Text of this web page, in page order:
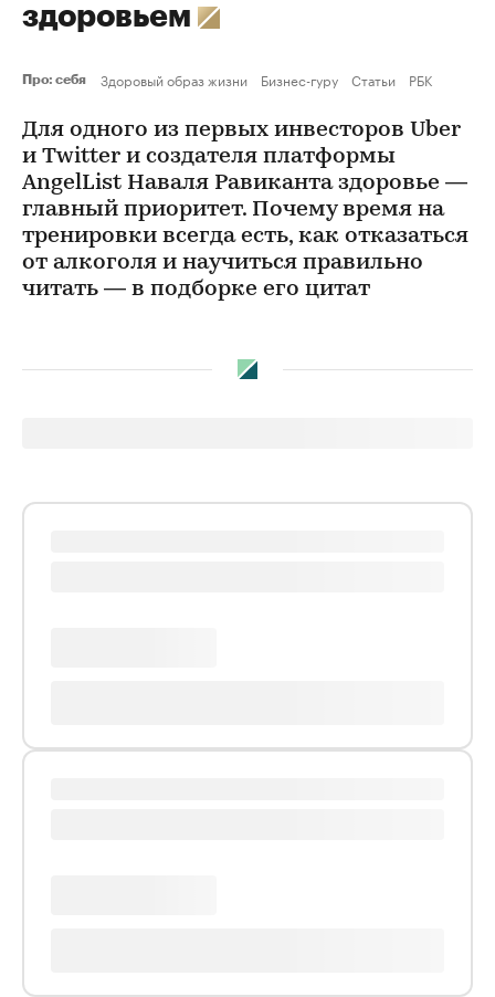
здоровьем
Про: себя Здоровый образ жизни Бизнес-гуру Статьи РБК
Для одного из первых инвесторов Uber
и Twitter и создателя платформы
AngelList Наваля Равиканта здоровье —
главный приоритет. Почему время на
тренировки всегда есть, как отказаться
от алкоголя и научиться правильно
читать — в подборке его цитат